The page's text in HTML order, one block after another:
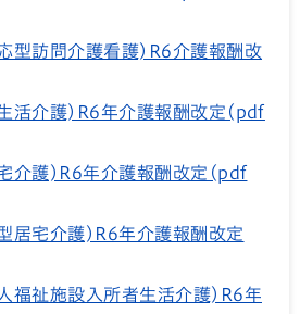
型訪問介護看護)R6介護報酬改
活介護)R6年介護報酬改定(pdf
介護)R6年介護報酬改定(pdf
居宅介護)R6年介護報酬改定
福祉施設入所者生活介護)R6年